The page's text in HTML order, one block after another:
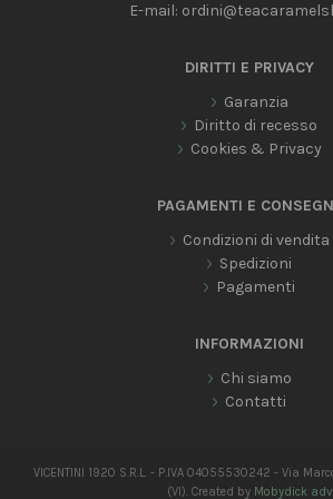
E-mail:
DIRITTI E PRIVACY
Garanzia
Diritto di recesso
Cookies & Privacy
PAGAMENTI E
Condizioni di vendita
Spedizioni
Pagamenti
INFORMAZIONI
Chi siamo
Contatti
VICENTINI 1920 S.R.L. - P.IVA 04055530242 - Via
(VI). Created by Mobydick adv